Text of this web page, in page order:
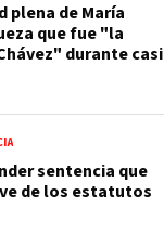
plena de María
que fue "la
durante casi
sentencia que
de los estatutos